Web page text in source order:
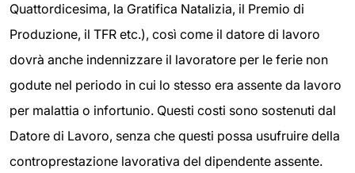
Quattordicesima, la Gratifica Natalizia, il Premio di
Produzione, il TFR etc.), così come il datore di lavoro
dovrà anche indennizzare il lavoratore per le ferie non
godute nel periodo in cui lo stesso era assente da lavoro
per malattia o infortunio. Questi costi sono sostenuti dal
Datore di Lavoro, senza che questi possa usufruire della
controprestazione lavorativa del dipendente assente.